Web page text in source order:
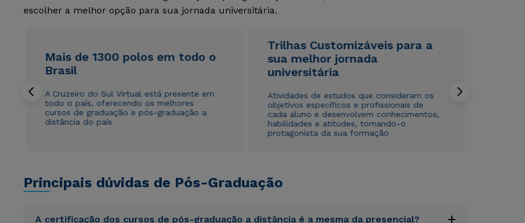
escolher a melhor opção para sua jornada universitária.
Mais de 1300 polos em todo o
Brasil
A Cruzeiro do Sul Virtual está presente em
todo o país, oferecendo os melhores
cursos de graduação e pós-graduação a
distância do país
Trilhas Customizáveis para a
sua melhor jornada
universitária
Atividades de estudos que consideram os
objetivos específicos e profissionais de
cada aluno e desenvolvem conhecimentos,
habilidades e atitudes, tornando-o
protagonista da sua formação
Principais dúvidas de Pós-Graduação
A certificação dos cursos de pós-graduação a distância é a mesma da presencial? +
Estou de acordo com aPolítica de Privacidade.
autorizo que meus dados sejam utilizados para o
envio de conteúdos da Cruzeiro do Sul.
Estou de acordo com aPolítica de Privacidade.
autorizo que meus dados sejam utilizados para o
envio de conteúdos da Cruzeiro do Sul.